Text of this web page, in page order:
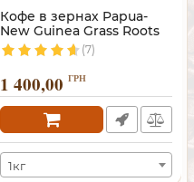
Кофе в зернах Papua-
New Guinea Grass Roots
(7)
1 400,00 ГРН
1кг